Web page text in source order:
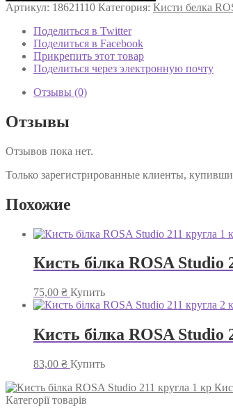
Артикул: 18621110 Категория: Кисти белка
Поделиться в Twitter
Поделиться в Facebook
Прикрепить этот товар
Поделиться через электронную почту
Отзывы (0)
Отзывы
Отзывов пока нет.
Только зарегистрированные клиенты,
Похожие
Кисть білка ROSA Studio
75,00 ₴ Купить
Кисть білка ROSA Studio
83,00 ₴ Купить
Категорії товарів